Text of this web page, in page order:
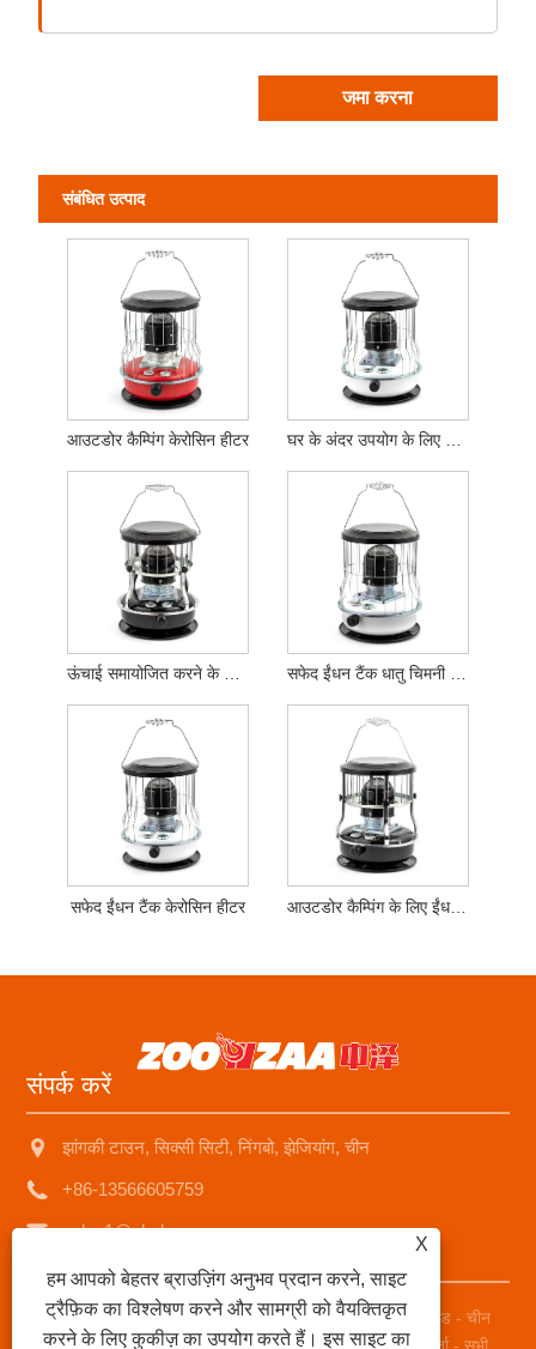
जमा करना
संबंधित उत्पाद
आउटडोर कैम्पिंग केरोसिन हीटर घर के अंदर उपयोग के लिए सफेद ईंधन टैंक केरोसिन हीटर
सफेद ईंधन टैंक केरोसिन हीटर आउटडोर कैम्पिंग के लिए ईंधन टैंक केरोसिन हीटर
संपर्क करें
झांगकी टाउन, सिक्सी सिटी, निंगबो, झेजियांग, चीन
+86-13566605759
sales1@nbzhongze.com
कॉपीराइट © 2023 Ningbo Zhongze इलेक्ट्रॉनिक्स कं, लिमिटेड - चीन
केरोसिन हीटर, केरोसिन स्टोव, मेटल चिमनी केरोसिन हीटर आपूर्तिकर्ता - सभी
X
हम आपको बेहतर ब्राउज़िंग अनुभव प्रदान करने, साइट
ट्रैफ़िक का विश्लेषण करने और सामग्री को वैयक्तिकृत
करने के लिए कुकीज़ का उपयोग करते हैं। इस साइट का